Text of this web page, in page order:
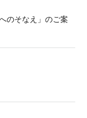
のそなえ」のご案